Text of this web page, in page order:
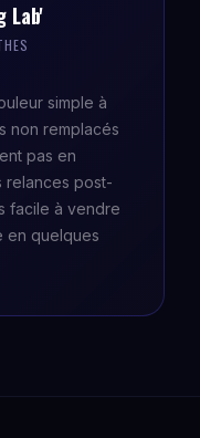
Lab'
simple à
non remplacés
pas en
relances post-
facile à vendre
en quelques